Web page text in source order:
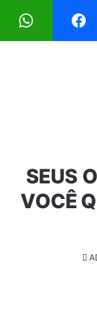
Menu
SEUS
VOCÊ